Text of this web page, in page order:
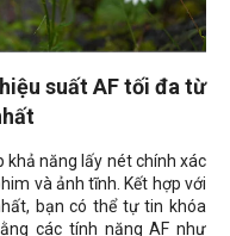
suất AF tối đa từ
khả năng lấy nét chính xác
và ảnh tĩnh. Kết hợp với
bạn có thể tự tin khóa
các tính năng AF như